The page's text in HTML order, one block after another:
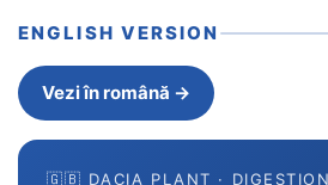
ENGLISH VERSION
Vezi în română →
🇬🇧 DACIA PLANT · DIGESTION